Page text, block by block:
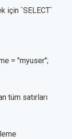
için `SELECT`
= "myuser";
tüm satırları